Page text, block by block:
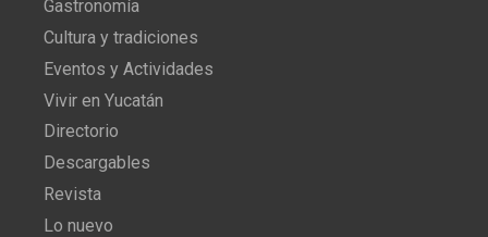
Gastronomía
Cultura y tradiciones
Eventos y Actividades
Vivir en Yucatán
Directorio
Descargables
Revista
Lo nuevo